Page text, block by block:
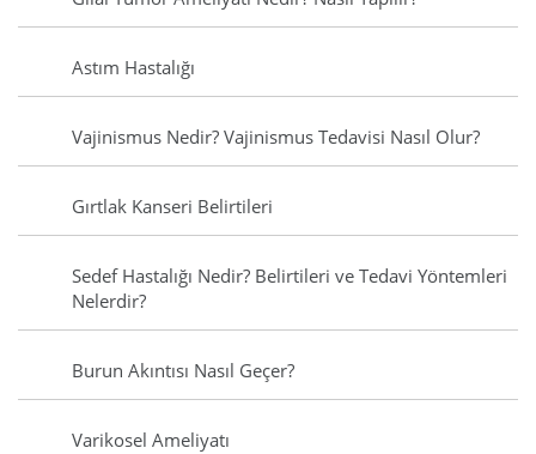
Astım Hastalığı
Vajinismus Nedir? Vajinismus Tedavisi Nasıl Olur?
Gırtlak Kanseri Belirtileri
Sedef Hastalığı Nedir? Belirtileri ve Tedavi Yöntemleri
Nelerdir?
Burun Akıntısı Nasıl Geçer?
Varikosel Ameliyatı